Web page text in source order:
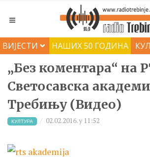
ВИЈЕСТИ НАШИХ 50 ГОДИНА
„Без коментара“ на
Светосавска
Требињу (Видео)
КУЛТУРА 02.02.2016. у 11:52